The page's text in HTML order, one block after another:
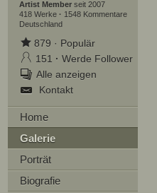
Artist Memberseit 2007
418 Werke · 1548 Kommentare
Deutschland
879 · Populär
151 · Werde Follower
Alle anzeigen
Kontakt
Home
Galerie
Porträt
Biografie